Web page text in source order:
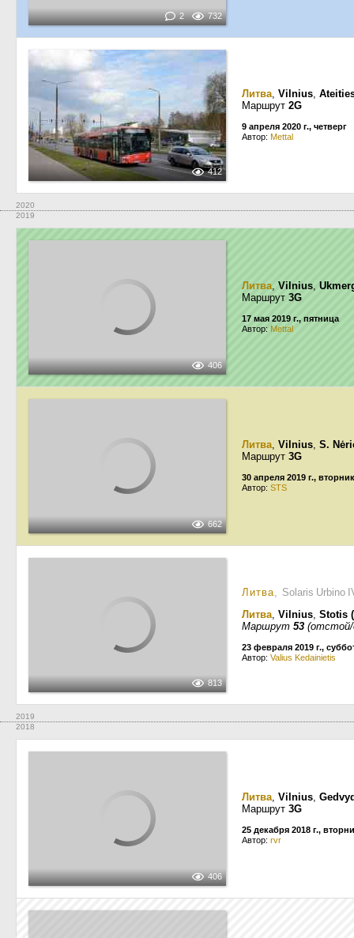
2 732
412
Литва, Vilnius,
Маршрут 2G
9 апреля 2020 г., четверг
Автор: Mettal
2020
2019
406
Литва, Vilnius,
Маршрут 3G
17 мая 2019 г., пятница
Автор: Mettal
662
Литва, Vilnius, S.
Маршрут 3G
30 апреля 2019 г., вторник
Автор: STS
813
Литва, Solaris Urbino
Литва, Vilnius, Stotis
Маршрут 53 (отстой/
23 февраля 2019 г.,
Автор: Valius Kedainietis
2019
2018
406
Литва, Vilnius,
Маршрут 3G
25 декабря 2018 г.,
Автор: rvr